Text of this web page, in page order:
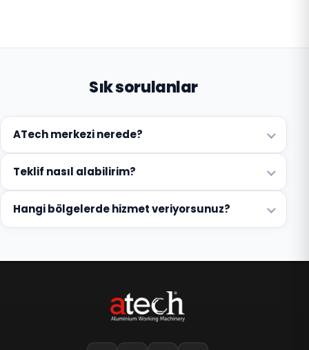
Sık sorulanlar
ATech merkezi nerede?
Teklif nasıl alabilirim?
Hangi bölgelerde hizmet veriyorsunuz?